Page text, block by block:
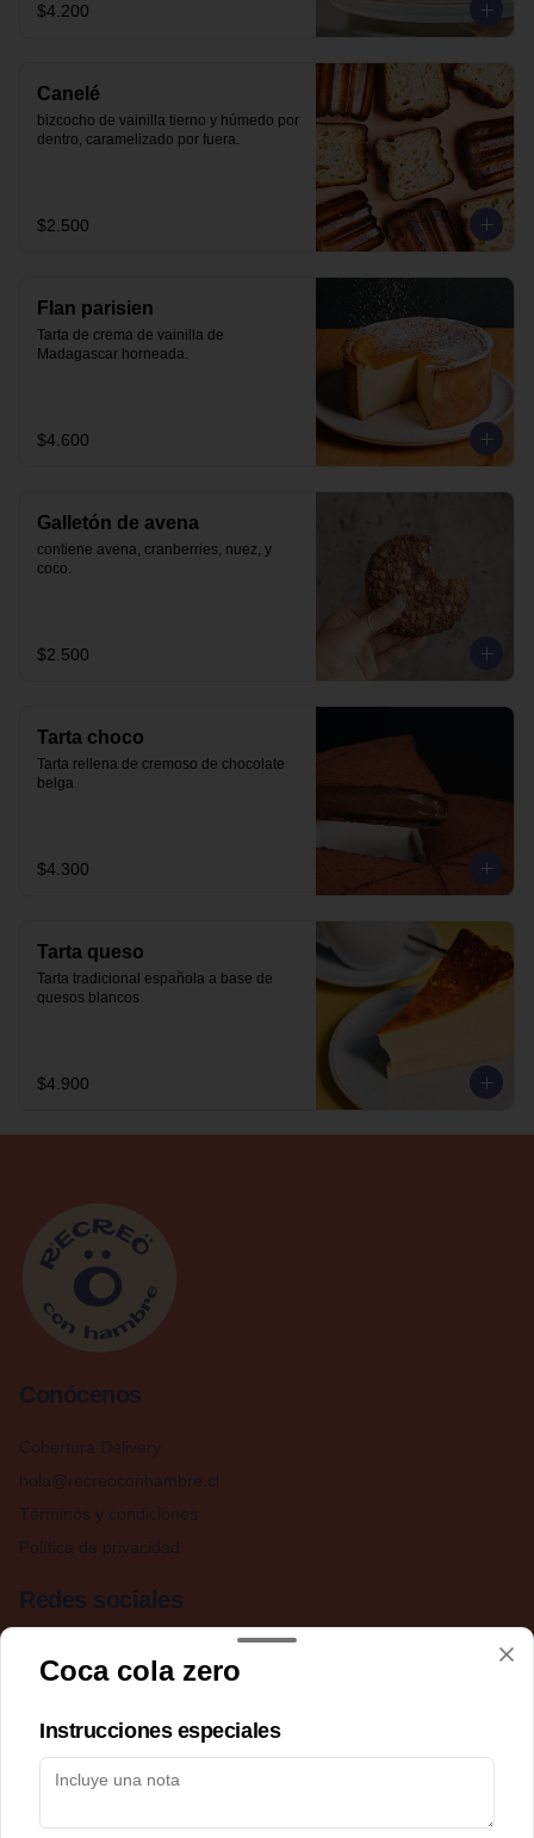
$4.200
Canelé
bizcocho de vainilla tierno y húmedo por
dentro, caramelizado por fuera.
$2.500
Flan parisien
Tarta de crema de vainilla de
Madagascar horneada.
$4.600
Galletón de avena
contiene avena, cranberries, nuez, y
coco.
$2.500
Tarta choco
Tarta rellena de cremoso de chocolate
belga
$4.300
Tarta queso
Tarta tradicional española a base de
quesos blancos
$4.900
Conócenos
Cobertura Delivery
hola@recreoconhambre.cl
Términos y condiciones
Política de privacidad
Redes sociales
Facebook
Iniciar sesión
Coca cola zero
Instrucciones especiales